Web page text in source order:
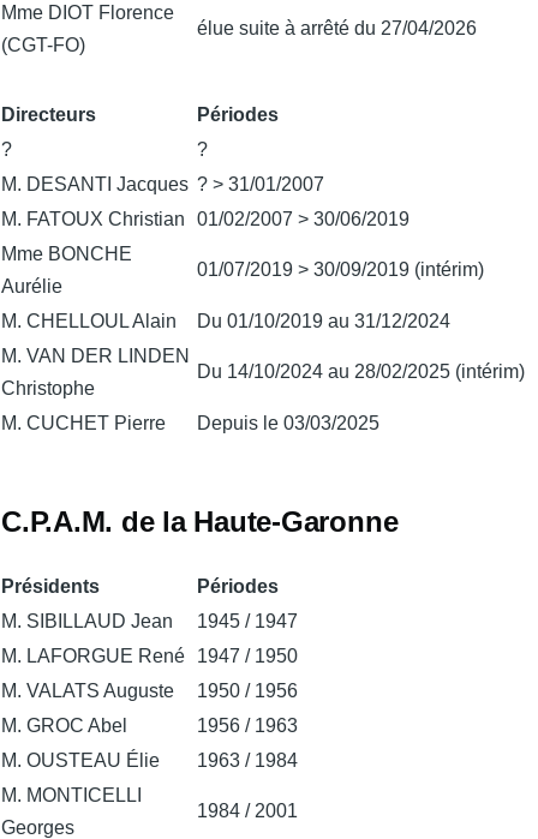
Mme DIOT Florence
(CGT-FO)
élue suite à arrêté du 27/04/2026
Directeurs
Périodes
?
?
M. DESANTI Jacques ? > 31/01/2007
M. FATOUX Christian
01/02/2007 > 30/06/2019
Mme BONCHE
Aurélie
01/07/2019 > 30/09/2019 (intérim)
M. CHELLOUL Alain
Du 01/10/2019 au 31/12/2024
M. VAN DER LINDEN
Christophe
Du 14/10/2024 au 28/02/2025 (intérim)
M. CUCHET Pierre Depuis le 03/03/2025
C.P.A.M. de la Haute-Garonne
Présidents
Périodes
M. SIBILLAUD Jean
1945 / 1947
M. LAFORGUE René
1947 / 1950
M. VALATS Auguste
1950 / 1956
M. GROC Abel
1956 / 1963
M. OUSTEAU Élie
1963 / 1984
M. MONTICELLI
Georges
1984 / 2001